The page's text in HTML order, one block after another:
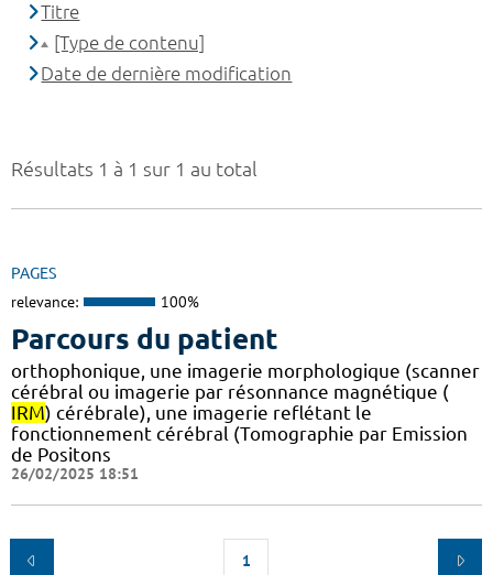
Résultats 1 à 1 sur 1 au total
PAGES
relevance: 100%
Parcours du patient
orthophonique, une imagerie morphologique (scanner
cérébral ou imagerie par résonnance magnétique (
IRM) cérébrale), une imagerie reflétant le
fonctionnement cérébral (Tomographie par Emission
de Positons
26/02/2025 18:51
1
Titre
[Type de contenu]
Date de dernière modification